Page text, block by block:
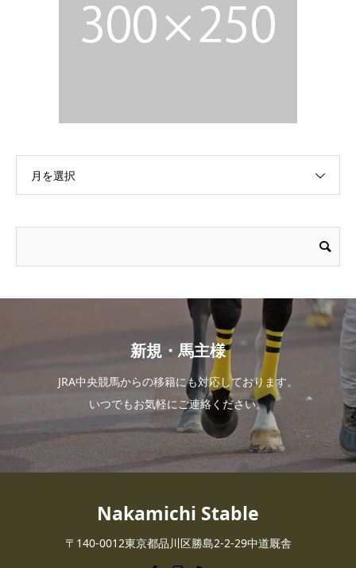
月を選択
新規・馬主様
JRA中央競馬からの移籍にも対応しております。
いつでもお気軽にご連絡ください。
Nakamichi Stable
〒140-0012東京都品川区勝島2-2-29中道厩舎